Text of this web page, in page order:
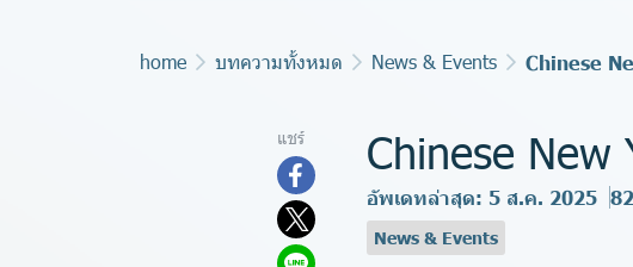
home บทความทั้งหมด News & Events Chinese
แชร์ Chinese New
อัพเดทล่าสุด: 5 ส.ค. 2025
News & Events